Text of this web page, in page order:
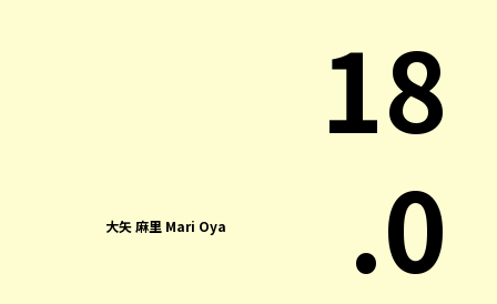
大矢 麻里 Mari Oya
18
.0